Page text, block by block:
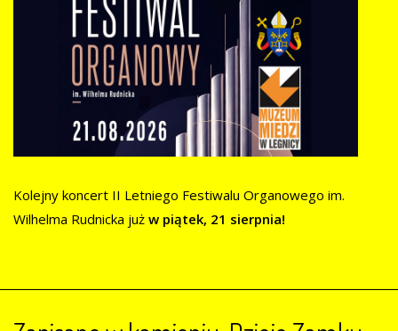
Kolejny koncert II Letniego Festiwalu Organowego im.
Wilhelma Rudnicka już w piątek, 21 sierpnia!